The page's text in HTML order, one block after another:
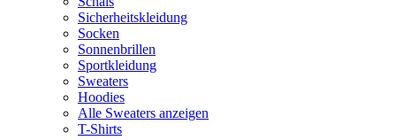
Sicherheitskleidung
Socken
Sonnenbrillen
Sportkleidung
Sweaters
Hoodies
Alle Sweaters anzeigen
T-Shirts